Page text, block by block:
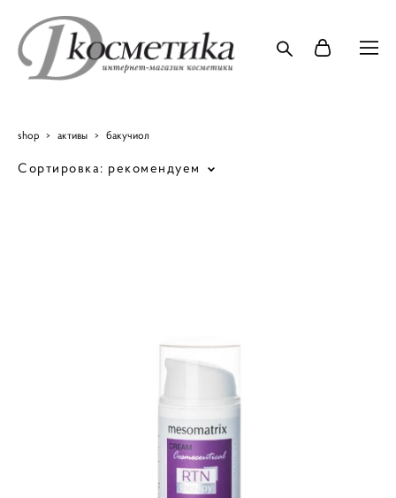
shop > активы > бакучиол
Сортировка: рекомендуем